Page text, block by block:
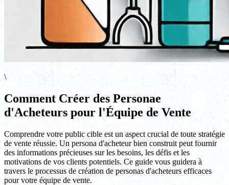
\
Comment Créer des Personae
d'Acheteurs pour l'Équipe de Vente
Comprendre votre public cible est un aspect crucial de toute stratégie
de vente réussie. Un persona d'acheteur bien construit peut fournir
des informations précieuses sur les besoins, les défis et les
motivations de vos clients potentiels. Ce guide vous guidera à
travers le processus de création de personas d'acheteurs efficaces
pour votre équipe de vente.